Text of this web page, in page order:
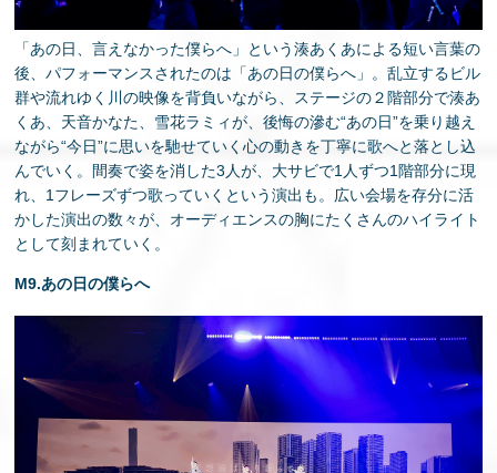
「あの日、言えなかった僕らへ」という湊あくあによる短い言葉の
後、パフォーマンスされたのは「あの日の僕らへ」。乱立するビル
群や流れゆく川の映像を背負いながら、ステージの２階部分で湊あ
くあ、天音かなた、雪花ラミィが、後悔の滲む“あの日”を乗り越え
ながら“今日”に思いを馳せていく心の動きを丁寧に歌へと落とし込
んでいく。間奏で姿を消した3人が、大サビで1人ずつ1階部分に現
れ、1フレーズずつ歌っていくという演出も。広い会場を存分に活
かした演出の数々が、オーディエンスの胸にたくさんのハイライト
として刻まれていく。
M9.あの日の僕らへ